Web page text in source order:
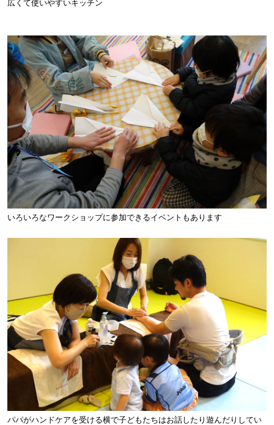
広くて使いやすいキッチン
いろいろなワークショップに参加できるイベントもあります
パパがハンドケアを受ける横で子どもたちはお話したり遊んだりしてい